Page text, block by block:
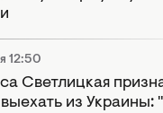
12:50
Светлицкая
из Украины: